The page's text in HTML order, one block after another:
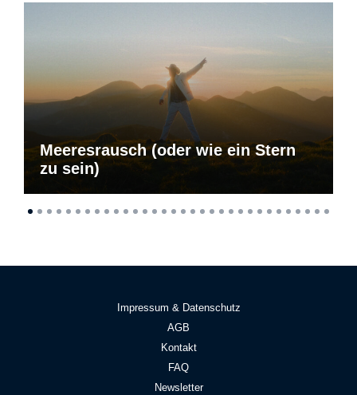
Meeresrausch (oder wie ein Stern
zu sein)
Impressum & Datenschutz
AGB
Kontakt
FAQ
Newsletter